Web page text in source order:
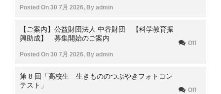
Posted On 30 7月 2026, By admin
【ご案内】公益財団法人 中谷財団 【科学教育振
興助成】 募集開始のご案内
Posted On 30 7月 2026, By admin
Off
第 8 回「高校生 生きもののつぶやきフォトコン
テスト」
Off